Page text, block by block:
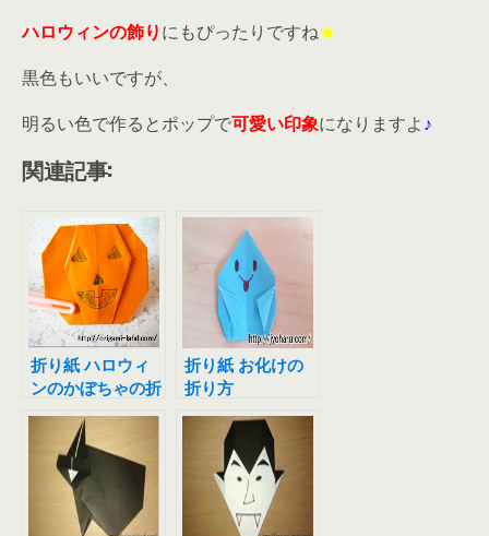
ハロウィンの飾りにもぴったりですね★
黒色もいいですが、
明るい色で作るとポップで可愛い印象になりますよ♪
関連記事:
折り紙 ハロウィ
ンのかぼちゃの折
り方
折り紙 お化けの
折り方